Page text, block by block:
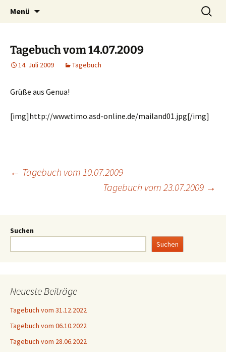
Timo Bader
Willkommen im Reich der Geschichten
Menü
Tagebuch vom 14.07.2009
14. Juli 2009 Tagebuch
Grüße aus Genua!
[img]http://www.timo.asd-online.de/mailand01.jpg[/img]
← Tagebuch vom 10.07.2009
Tagebuch vom 23.07.2009 →
Suchen
Suchen
Neueste Beiträge
Tagebuch vom 31.12.2022
Tagebuch vom 06.10.2022
Tagebuch vom 28.06.2022